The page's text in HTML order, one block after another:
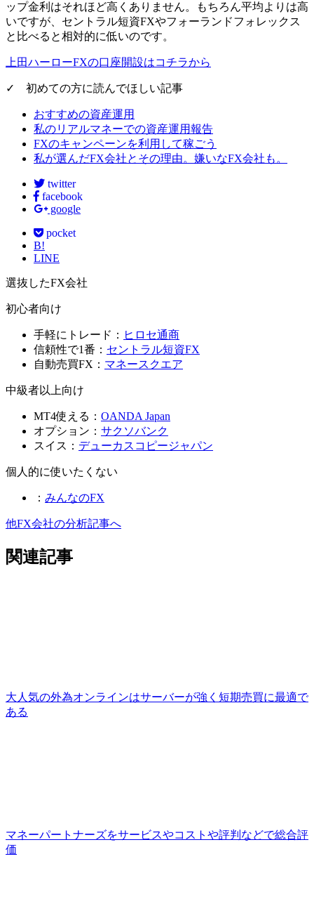
ップ金利はそれほど高くありません。もちろん平均よりは高
いですが、セントラル短資FXやフォーランドフォレックス
と比べると相対的に低いのです。
上田ハーローFXの口座開設はコチラから
✓ 初めての方に読んでほしい記事
おすすめの資産運用
私のリアルマネーでの資産運用報告
FXのキャンペーンを利用して稼ごう
私が選んだFX会社とその理由。嫌いなFX会社も。
twitter
facebook
google
pocket
B!
LINE
選抜したFX会社
初心者向け
手軽にトレード： ヒロセ通商
信頼性で1番： セントラル短資FX
自動売買FX： マネースクエア
中級者以上向け
MT4使える： OANDA Japan
オプション： サクソバンク
スイス： デューカスコピージャパン
個人的に使いたくない
： みんなのFX
他FX会社の分析記事へ
関連記事
大人気の外為オンラインはサーバーが強く短期売買に最適で
ある
マネーパートナーズをサービスやコストや評判などで総合評
価